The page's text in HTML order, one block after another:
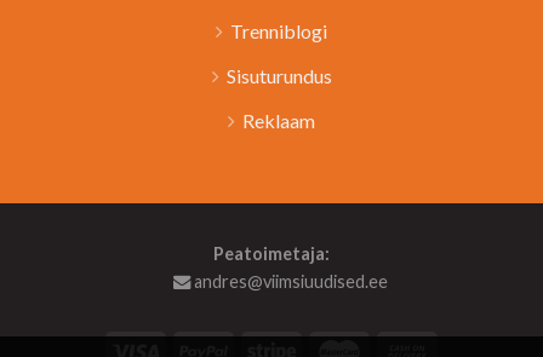
Trenniblogi
Sisuturundus
Reklaam
Peatoimetaja:
andres@viimsiuudised.ee